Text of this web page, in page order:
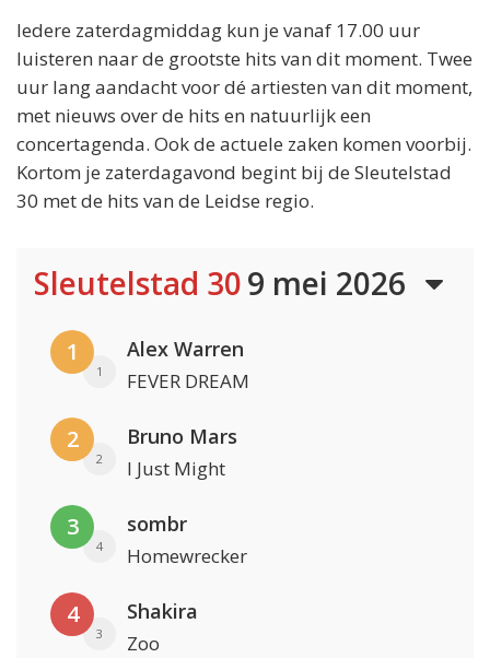
Iedere zaterdagmiddag kun je vanaf 17.00 uur
luisteren naar de grootste hits van dit moment. Twee
uur lang aandacht voor dé artiesten van dit moment,
met nieuws over de hits en natuurlijk een
concertagenda. Ook de actuele zaken komen voorbij.
Kortom je zaterdagavond begint bij de Sleutelstad
30 met de hits van de Leidse regio.
Sleutelstad 309 mei 2026
1
1
Alex Warren
FEVER DREAM
2
2
Bruno Mars
I Just Might
3
4
sombr
Homewrecker
4
3
Shakira
Zoo